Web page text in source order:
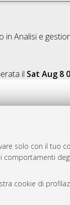
solo con il tuo
comportamenti
cookie di
in Analisi e
il Sat Aug 8